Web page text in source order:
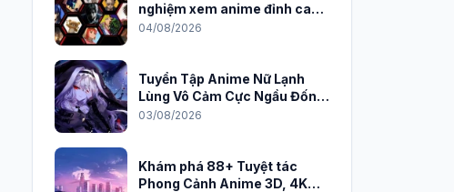
nghiệm xem anime đỉnh cao
trên PC
04/08/2026
Tuyển Tập Anime Nữ Lạnh
Lùng Vô Cảm Cực Ngầu Đốn
Tim Fan
03/08/2026
Khám phá 88+ Tuyệt tác
Phong Cảnh Anime 3D, 4K